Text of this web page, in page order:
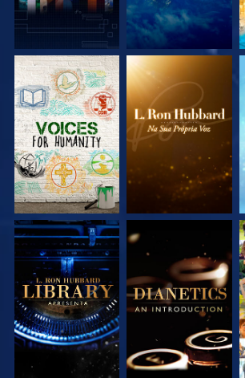
EXPLORE A SÉRIE EXPLORE A SÉRIE
EXPLORE A SÉRIE EXPLORE A SÉRIE